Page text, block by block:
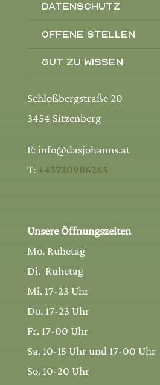
Datenschutz
Offene Stellen
Gut zu wissen
Schloßbergstraße 20
3454 Sitzenberg
E: info@dasjohanns.at
T: +43720986265
Unsere Öffnungszeiten
Mo. Ruhetag
Di. Ruhetag
Mi. 17-23 Uhr
Do. 17-23 Uhr
Fr. 17-00 Uhr
Sa. 10-15 Uhr und 17-00 Uhr
So. 10-20 Uhr